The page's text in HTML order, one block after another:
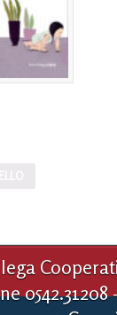
0542.31208